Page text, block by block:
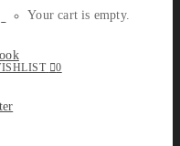
Your cart is empty.
0